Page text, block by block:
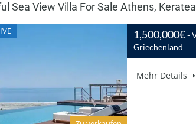
Sea View Villa For Sale Athens,
1,500,000€-
Griechenland
Mehr Details